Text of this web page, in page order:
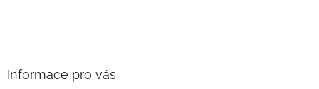
Informace pro vás